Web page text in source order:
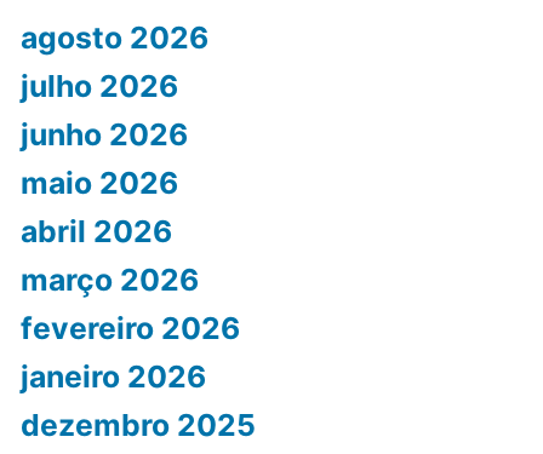
agosto 2026
julho 2026
junho 2026
maio 2026
abril 2026
março 2026
fevereiro 2026
janeiro 2026
dezembro 2025